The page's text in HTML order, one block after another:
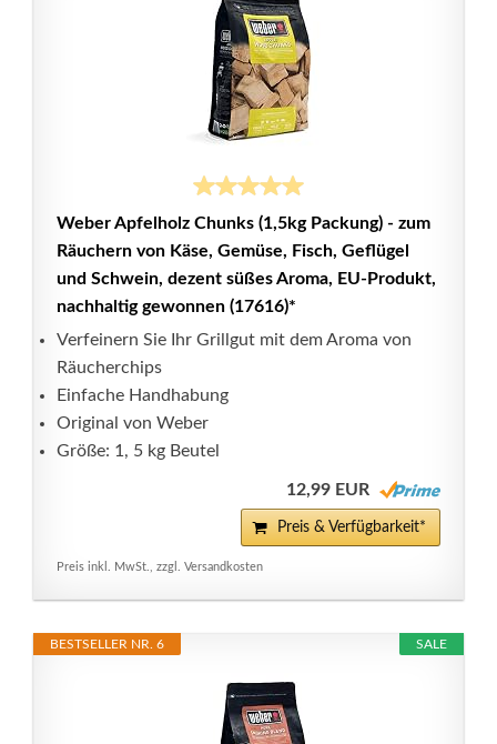
Weber Apfelholz Chunks (1,5kg Packung) - zum
Räuchern von Käse, Gemüse, Fisch, Geflügel
und Schwein, dezent süßes Aroma, EU-Produkt,
nachhaltig gewonnen (17616)*
Verfeinern Sie Ihr Grillgut mit dem Aroma von
Räucherchips
Einfache Handhabung
Original von Weber
Größe: 1, 5 kg Beutel
12,99 EUR
Preis & Verfügbarkeit*
Preis inkl. MwSt., zzgl. Versandkosten
SALE
BESTSELLER NR. 6